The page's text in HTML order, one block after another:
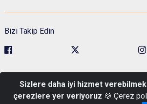
Bizi Takip Edin
No:1 Pk: 06680 Çankaya/
Telefon : 0 (312) 422 48
Sizlere daha iyi hizmet
çerezlere yer veriyoruz 🍪 Çerez